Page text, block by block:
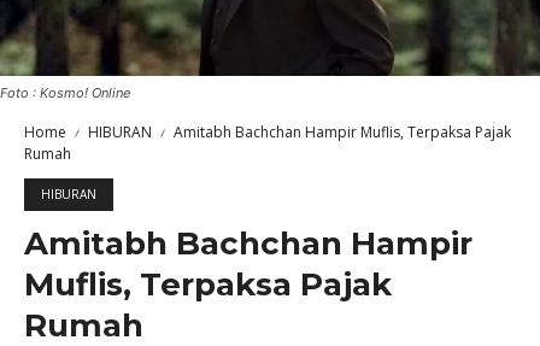
Foto : Kosmo! Online
Home HIBURAN
Amitabh Bachchan Hampir Muflis, Terpaksa Pajak
Rumah
HIBURAN
Amitabh Bachchan Hampir
Muflis, Terpaksa Pajak
Rumah